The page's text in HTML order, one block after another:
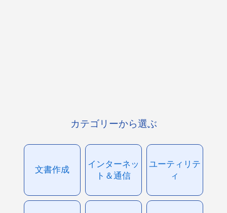
カテゴリーから選ぶ
文書作成
インターネッ
ト＆通信
ユーティリテ
ィ